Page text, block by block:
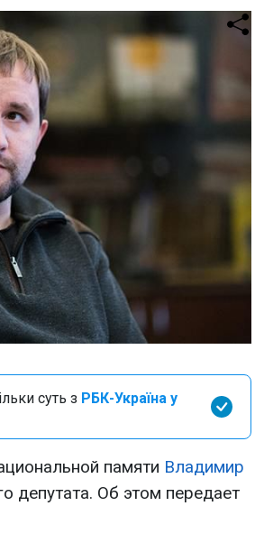
суть з РБК-Україна у
памяти Владимир
депутата. Об этом передает